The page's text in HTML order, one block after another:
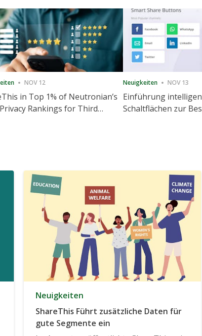
NOV 12
in Top 1% of Neutronian’s
Rankings for Third
Neuigkeiten NOV 13
Einführung
Schaltflächen zur
Neuigkeiten
ShareThis Führt zusätzliche Daten für
gute Segmente ein